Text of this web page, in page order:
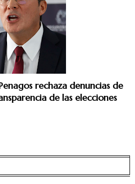
rechaza denuncias de
de las elecciones